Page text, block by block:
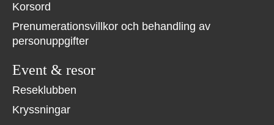
Korsord
Prenumerationsvillkor och behandling av
personuppgifter
Event & resor
Reseklubben
Kryssningar